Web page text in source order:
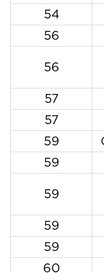
54
56
56
57
57
59
59
59
59
59
60